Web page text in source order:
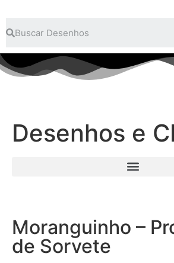
Desenhos e
Moranguinho –
de Sorvete